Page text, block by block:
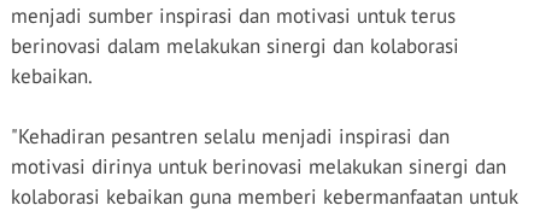
menjadi sumber inspirasi dan motivasi untuk terus
berinovasi dalam melakukan sinergi dan kolaborasi
kebaikan.
"Kehadiran pesantren selalu menjadi inspirasi dan
motivasi dirinya untuk berinovasi melakukan sinergi dan
kolaborasi kebaikan guna memberi kebermanfaatan untuk